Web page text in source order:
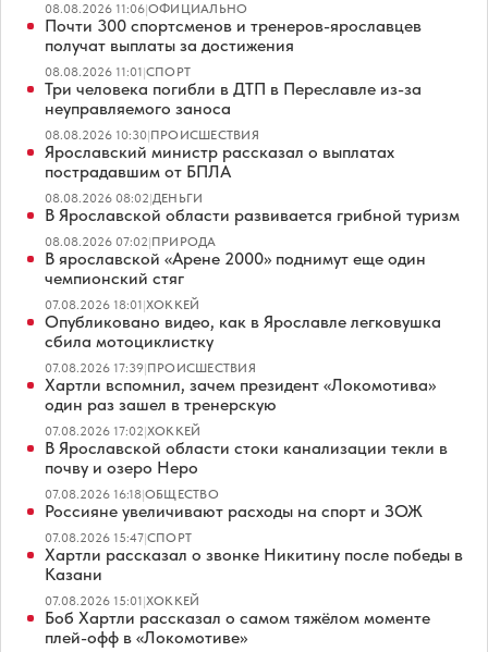
08.08.2026 11:06|ОФИЦИАЛЬНО
Почти 300 спортсменов и тренеров-ярославцев
получат выплаты за достижения
08.08.2026 11:01|СПОРТ
Три человека погибли в ДТП в Переславле из-за
неуправляемого заноса
08.08.2026 10:30|ПРОИСШЕСТВИЯ
Ярославский министр рассказал о выплатах
пострадавшим от БПЛА
08.08.2026 08:02|ДЕНЬГИ
В Ярославской области развивается грибной туризм
08.08.2026 07:02|ПРИРОДА
В ярославской «Арене 2000» поднимут еще один
чемпионский стяг
07.08.2026 18:01|ХОККЕЙ
Опубликовано видео, как в Ярославле легковушка
сбила мотоциклистку
07.08.2026 17:39|ПРОИСШЕСТВИЯ
Хартли вспомнил, зачем президент «Локомотива»
один раз зашел в тренерскую
07.08.2026 17:02|ХОККЕЙ
В Ярославской области стоки канализации текли в
почву и озеро Неро
07.08.2026 16:18|ОБЩЕСТВО
Россияне увеличивают расходы на спорт и ЗОЖ
07.08.2026 15:47|СПОРТ
Хартли рассказал о звонке Никитину после победы в
Казани
07.08.2026 15:01|ХОККЕЙ
Боб Хартли рассказал о самом тяжёлом моменте
плей-офф в «Локомотиве»